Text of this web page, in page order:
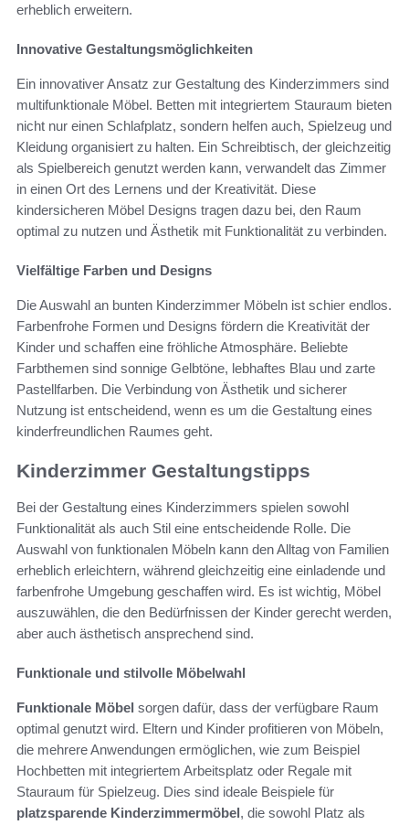
erheblich erweitern.
Innovative Gestaltungsmöglichkeiten
Ein innovativer Ansatz zur Gestaltung des Kinderzimmers sind
multifunktionale Möbel. Betten mit integriertem Stauraum bieten
nicht nur einen Schlafplatz, sondern helfen auch, Spielzeug und
Kleidung organisiert zu halten. Ein Schreibtisch, der gleichzeitig
als Spielbereich genutzt werden kann, verwandelt das Zimmer
in einen Ort des Lernens und der Kreativität. Diese
kindersicheren Möbel Designs tragen dazu bei, den Raum
optimal zu nutzen und Ästhetik mit Funktionalität zu verbinden.
Vielfältige Farben und Designs
Die Auswahl an bunten Kinderzimmer Möbeln ist schier endlos.
Farbenfrohe Formen und Designs fördern die Kreativität der
Kinder und schaffen eine fröhliche Atmosphäre. Beliebte
Farbthemen sind sonnige Gelbtöne, lebhaftes Blau und zarte
Pastellfarben. Die Verbindung von Ästhetik und sicherer
Nutzung ist entscheidend, wenn es um die Gestaltung eines
kinderfreundlichen Raumes geht.
Kinderzimmer Gestaltungstipps
Bei der Gestaltung eines Kinderzimmers spielen sowohl
Funktionalität als auch Stil eine entscheidende Rolle. Die
Auswahl von funktionalen Möbeln kann den Alltag von Familien
erheblich erleichtern, während gleichzeitig eine einladende und
farbenfrohe Umgebung geschaffen wird. Es ist wichtig, Möbel
auszuwählen, die den Bedürfnissen der Kinder gerecht werden,
aber auch ästhetisch ansprechend sind.
Funktionale und stilvolle Möbelwahl
Funktionale Möbel sorgen dafür, dass der verfügbare Raum
optimal genutzt wird. Eltern und Kinder profitieren von Möbeln,
die mehrere Anwendungen ermöglichen, wie zum Beispiel
Hochbetten mit integriertem Arbeitsplatz oder Regale mit
Stauraum für Spielzeug. Dies sind ideale Beispiele für
platzsparende Kinderzimmermöbel, die sowohl Platz als